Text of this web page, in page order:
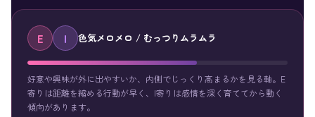
E I 色気メロメロ / むっつりムラムラ
好意や興味が外に出やすいか、内側でじっくり高まるかを見る軸。E
寄りは距離を縮める行動が早く、I寄りは感情を深く育ててから動く
傾向があります。